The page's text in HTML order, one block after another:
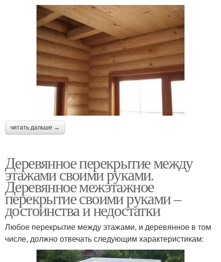
читать дальше →
Деревянное перекрытие между
этажами своими руками.
Деревянное межэтажное
перекрытие своими руками –
достоинства и недостатки
Любое перекрытие между этажами, и деревянное в том
числе, должно отвечать следующим характеристикам: